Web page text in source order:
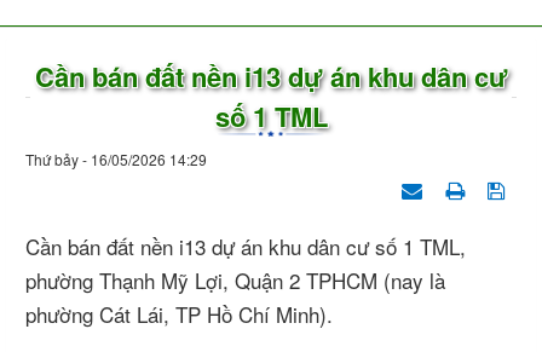
Cần bán đất nền i13 dự án khu dân cư
số 1 TML
Thứ bảy - 16/05/2026 14:29
Cần bán đất nền i13 dự án khu dân cư số 1 TML,
phường Thạnh Mỹ Lợi, Quận 2 TPHCM (nay là
phường Cát Lái, TP Hồ Chí Minh).